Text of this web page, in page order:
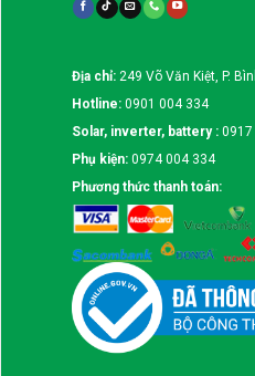
Địa chỉ: 249 Võ Văn Kiệt, P.
Hotline: 0901 004 334
Solar, inverter, battery : 0917
Phụ kiện: 0974 004 334
Phương thức thanh toán: